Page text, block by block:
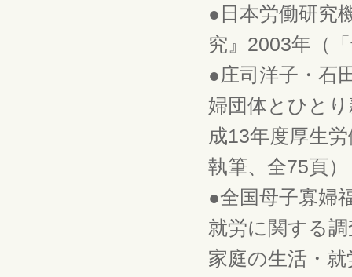
●日本労働研究
究』2003年（
●庄司洋子・石
婦団体とひと
成13年度厚生
執筆、全75頁）
●全国母子寡婦
就労に関する
家庭の生活・